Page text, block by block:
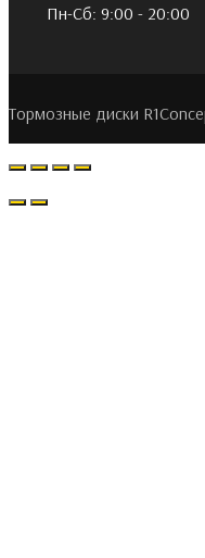
Пн-Сб: 9:00 - 20:00
Тормозные диски